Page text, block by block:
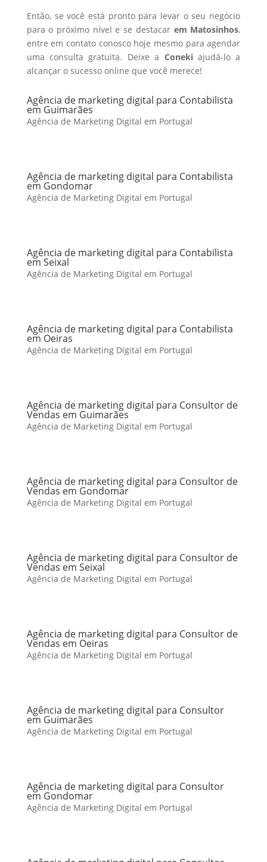
Então, se você está pronto para levar o seu negócio
para o próximo nível e se destacar em Matosinhos,
entre em contato conosco hoje mesmo para agendar
uma consulta gratuita. Deixe a Conekiajudá-lo a
alcançar o sucesso online que você merece!
Agência de marketing digital para Contabilista
em Guimarães
Agência de Marketing Digital em Portugal
Agência de marketing digital para Contabilista
em Gondomar
Agência de Marketing Digital em Portugal
Agência de marketing digital para Contabilista
em Seixal
Agência de Marketing Digital em Portugal
Agência de marketing digital para Contabilista
em Oeiras
Agência de Marketing Digital em Portugal
Agência de marketing digital para Consultor de
Vendas em Guimarães
Agência de Marketing Digital em Portugal
Agência de marketing digital para Consultor de
Vendas em Gondomar
Agência de Marketing Digital em Portugal
Agência de marketing digital para Consultor de
Vendas em Seixal
Agência de Marketing Digital em Portugal
Agência de marketing digital para Consultor de
Vendas em Oeiras
Agência de Marketing Digital em Portugal
Agência de marketing digital para Consultor
em Guimarães
Agência de Marketing Digital em Portugal
Agência de marketing digital para Consultor
em Gondomar
Agência de Marketing Digital em Portugal